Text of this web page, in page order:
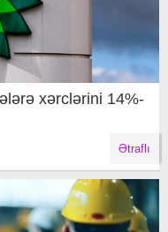
xərclərini 14%-
Ətraflı